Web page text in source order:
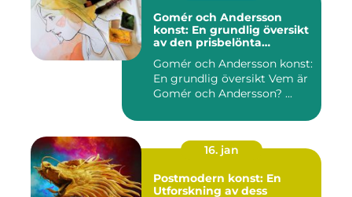
Gomér och Andersson
konst: En grundlig översikt
av den prisbelönta
Gomér och Andersson konst:
En grundlig översikt Vem är
Gomér och Andersson? ...
16. jan
Postmodern konst: En
Utforskning av dess